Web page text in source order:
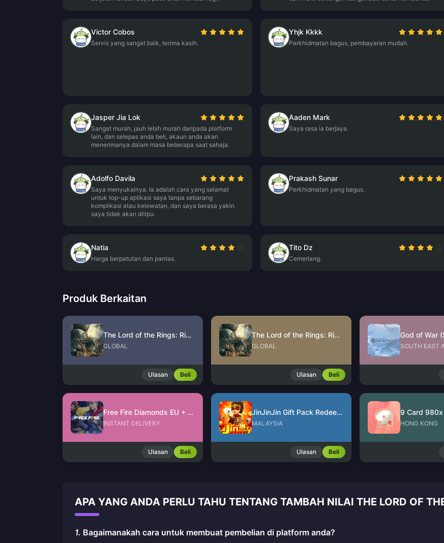
Victor Cobos
Servis yang sangat baik, terima kasih.
Yhjk Kkkk
Perkhidmatan bagus, pembayaran mudah.
Jasper Jia Lok
Sangat murah, jauh lebih murah daripada platform
lain, dan selepas anda beli, akaun anda akan
menerimanya dalam masa beberapa saat sahaja.
Aaden Mark
Saya rasa ia berjaya.
Adolfo Davila
Saya menyukainya. Ia adalah cara yang selamat
untuk top-up aplikasi saya tanpa sebarang
komplikasi atau kelewatan, dan saya berasa yakin
saya tidak akan ditipu.
Prakash Sunar
Perkhidmatan yang bagus.
Natia
Harga berpatutan dan pantas.
Tito Dz
Cemerlang.
Produk Berkaitan
The Lord of the Rings: Rise to War Gems
GLOBAL
Ulasan Beli
The Lord of the Rings: Rise to War Gift Packs
GLOBAL
Ulasan Beli
God of War
SOUTH EAST
Free Fire Diamonds EU + TR
INSTANT DELIVERY
Ulasan Beli
JinJinJin Gift Pack Redeem Code
MALAYSIA
Ulasan Beli
9 Card 980x
HONG KONG
APA YANG ANDA PERLU TAHU TENTANG TAMBAH NILAI THE LORD OF
1. Bagaimanakah cara untuk membuat pembelian di platform anda?